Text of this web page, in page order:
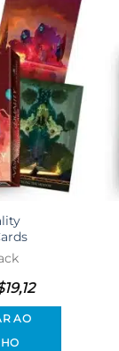
Adicionar
aos meus
desejos
19,12
AO